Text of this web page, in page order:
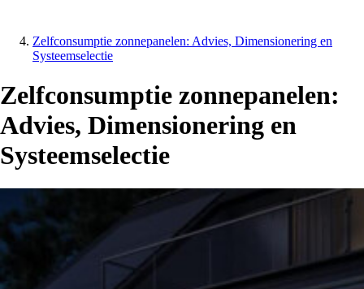
Zelfconsumptie zonnepanelen: Advies, Dimensionering en
Systeemselectie
Zelfconsumptie zonnepanelen:
Advies, Dimensionering en
Systeemselectie